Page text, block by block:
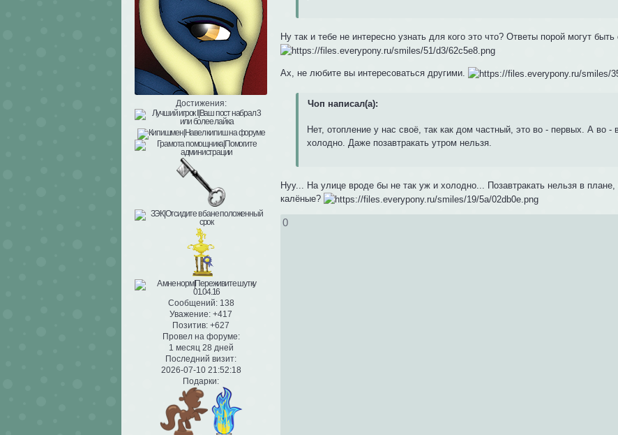
Достижения:
Сообщений:138
Уважение: +417
Позитив: +627
Провел на форуме:
1 месяц 28 дней
Последний визит:
2026-07-10 21:52:18
Подарки:
Ну так и тебе не интересно узнать для кого это что? Ответы порой могут
Ах, не любите вы интересоваться другими.
Чоп написал(а):
Нет, отопление у нас своё, так как дом частный, это во - первых. А во -
холодно. Даже позавтракать утром нельзя.
Нуу... На улице вроде бы не так уж и холодно... Позавтракать нельзя в
калёные?
0